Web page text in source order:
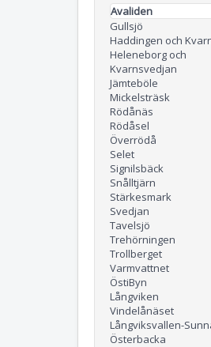
Avaliden
Gullsjö
Haddingen och
Heleneborg och
Kvarnsvedjan
Jämteböle
Mickelsträsk
Rödånäs
Rödåsel
Överrödå
Selet
Signilsbäck
Snålltjärn
Stärkesmark
Svedjan
Tavelsjö
Trehörningen
Trollberget
Varmvattnet
ÖstiByn
Långviken
Vindelånäset
Långviksvallen-
Österbacka